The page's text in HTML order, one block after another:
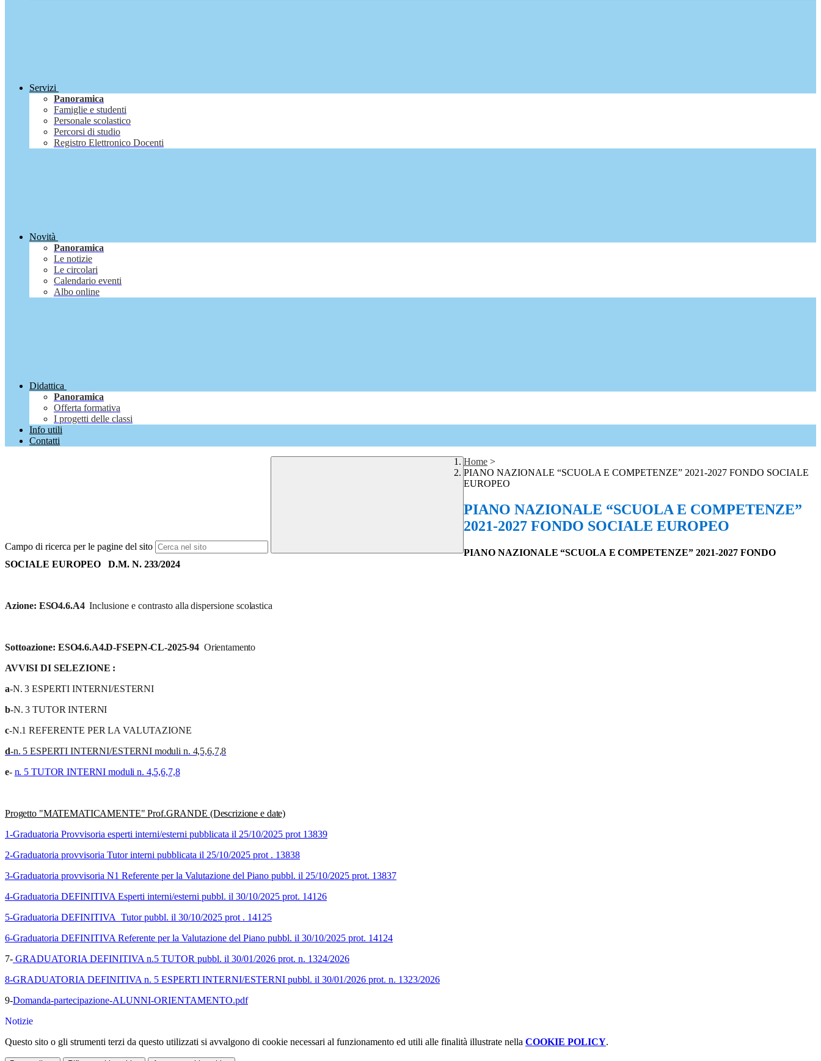
Servizi
Panoramica
Famiglie e studenti
Personale scolastico
Percorsi di studio
Registro Elettronico Docenti
Novità
Panoramica
Le notizie
Le circolari
Calendario eventi
Albo online
Didattica
Panoramica
Offerta formativa
I progetti delle classi
Info utili
Contatti
Campo di ricerca per le pagine del sito
Home >
PIANO NAZIONALE “SCUOLA E COMPETENZE” 2021-2027 FONDO SOCIALE
EUROPEO
PIANO NAZIONALE “SCUOLA E COMPETENZE”
2021-2027 FONDO SOCIALE EUROPEO
PIANO NAZIONALE “SCUOLA E COMPETENZE” 2021-2027 FONDO
SOCIALE EUROPEO D.M. N. 233/2024
Azione: ESO4.6.A4 Inclusione e contrasto alla dispersione scolastica
Sottoazione: ESO4.6.A4.D-FSEPN-CL-2025-94 Orientamento
AVVISI DI SELEZIONE :
a-N. 3 ESPERTI INTERNI/ESTERNI
b-N. 3 TUTOR INTERNI
c-N.1 REFERENTE PER LA VALUTAZIONE
d-n. 5 ESPERTI INTERNI/ESTERNI moduli n. 4,5,6,7,8
e- n. 5 TUTOR INTERNI moduli n. 4,5,6,7,8
Progetto "MATEMATICAMENTE" Prof.GRANDE (Descrizione e date)
1-Graduatoria Provvisoria esperti interni/esterni pubblicata il 25/10/2025 prot 13839
2-Graduatoria provvisoria Tutor interni pubblicata il 25/10/2025 prot . 13838
3-Graduatoria provvisoria N1 Referente per la Valutazione del Piano pubbl. il 25/10/2025 prot. 13837
4-Graduatoria DEFINITIVA Esperti interni/esterni pubbl. il 30/10/2025 prot. 14126
5-Graduatoria DEFINITIVA Tutor pubbl. il 30/10/2025 prot . 14125
6-Graduatoria DEFINITIVA Referente per la Valutazione del Piano pubbl. il 30/10/2025 prot. 14124
7- GRADUATORIA DEFINITIVA n.5 TUTOR pubbl. il 30/01/2026 prot. n. 1324/2026
8-GRADUATORIA DEFINITIVA n. 5 ESPERTI INTERNI/ESTERNI pubbl. il 30/01/2026 prot. n. 1323/2026
9-Domanda-partecipazione-ALUNNI-ORIENTAMENTO.pdf
Notizie
Questo sito o gli strumenti terzi da questo utilizzati si avvalgono di cookie necessari al funzionamento ed utili alle finalità illustrate nella COOKIE POLICY.